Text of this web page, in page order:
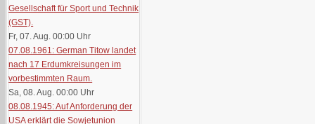
Gesellschaft für Sport und Technik
(GST).
Fr, 07. Aug. 00:00 Uhr
07.08.1961: German Titow landet
nach 17 Erdumkreisungen im
vorbestimmten Raum.
Sa, 08. Aug. 00:00 Uhr
08.08.1945: Auf Anforderung der
USA erklärt die Sowjetunion